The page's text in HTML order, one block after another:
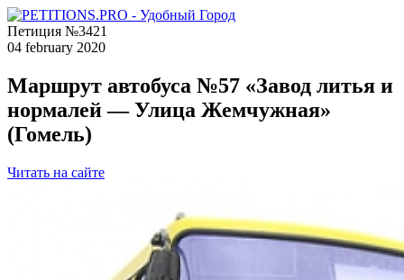
Петиция №3421
04 february 2020
Маршрут автобуса №57 «Завод литья и
нормалей — Улица Жемчужная»
(Гомель)
Читать на сайте